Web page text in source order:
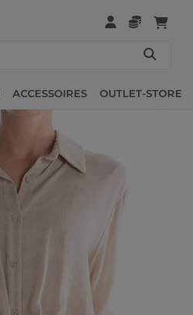
ACCESSOIRES OUTLET-STORE